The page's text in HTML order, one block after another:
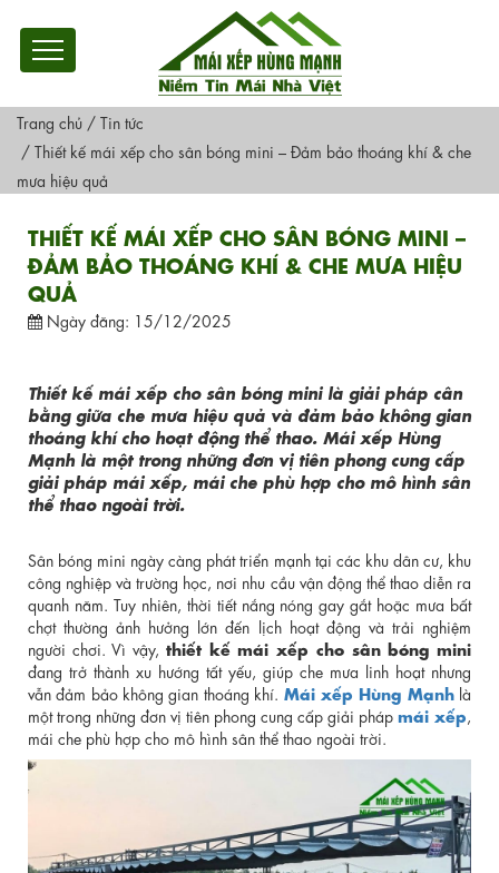
Trang chủ / Tin tức
/ Thiết kế mái xếp cho sân bóng mini – Đảm bảo thoáng khí & che
mưa hiệu quả
THIẾT KẾ MÁI XẾP CHO SÂN BÓNG MINI –
ĐẢM BẢO THOÁNG KHÍ & CHE MƯA HIỆU
QUẢ
Ngày đăng: 15/12/2025
Thiết kế mái xếp cho sân bóng mini là giải pháp cân
bằng giữa che mưa hiệu quả và đảm bảo không gian
thoáng khí cho hoạt động thể thao. Mái xếp Hùng
Mạnh là một trong những đơn vị tiên phong cung cấp
giải pháp mái xếp, mái che phù hợp cho mô hình sân
thể thao ngoài trời.
Sân bóng mini ngày càng phát triển mạnh tại các khu dân cư, khu
công nghiệp và trường học, nơi nhu cầu vận động thể thao diễn ra
quanh năm. Tuy nhiên, thời tiết nắng nóng gay gắt hoặc mưa bất
chợt thường ảnh hưởng lớn đến lịch hoạt động và trải nghiệm
người chơi. Vì vậy, thiết kế mái xếp cho sân bóng mini
đang trở thành xu hướng tất yếu, giúp che mưa linh hoạt nhưng
vẫn đảm bảo không gian thoáng khí. Mái xếp Hùng Mạnhlà
một trong những đơn vị tiên phong cung cấp giải pháp mái xếp
mái che phù hợp cho mô hình sân thể thao ngoài trời.